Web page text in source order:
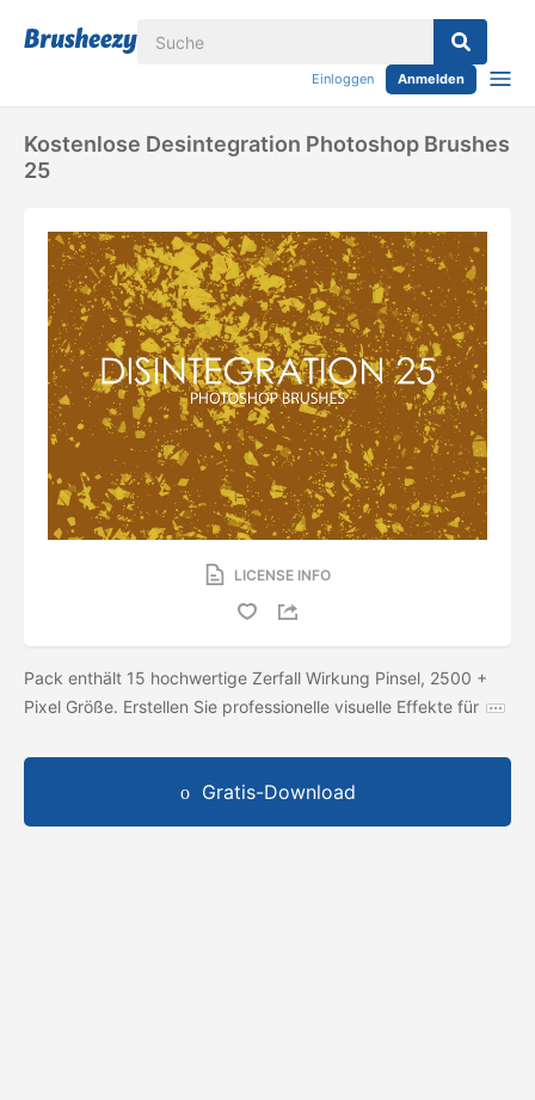
Einloggen Anmelden
Kostenlose Desintegration Photoshop Brushes
25
LICENSE INFO
Pack enthält 15 hochwertige Zerfall Wirkung Pinsel, 2500 +
Pixel Größe. Erstellen Sie professionelle visuelle Effekte für
Gratis-Download